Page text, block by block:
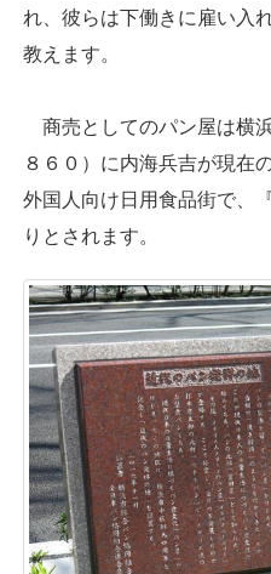
れ、彼らは下働きに雇い入
教えます。
商売としてのパン屋は横
８６０）に内海兵吉が現在
外国人向け日用食品街で、
りとされます。